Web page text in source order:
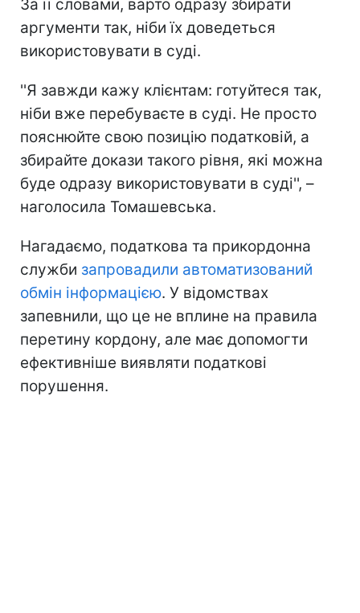
За її словами, варто одразу збирати
аргументи так, ніби їх доведеться
використовувати в суді.
''Я завжди кажу клієнтам: готуйтеся так,
ніби вже перебуваєте в суді. Не просто
пояснюйте свою позицію податковій, а
збирайте докази такого рівня, які можна
буде одразу використовувати в суді'', –
наголосила Томашевська.
Нагадаємо, податкова та прикордонна
служби запровадили автоматизований
обмін інформацією. У відомствах
запевнили, що це не вплине на правила
перетину кордону, але має допомогти
ефективніше виявляти податкові
порушення.